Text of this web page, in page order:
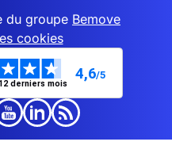
du groupe Bemove
cookies
derniers mois
4,6/5